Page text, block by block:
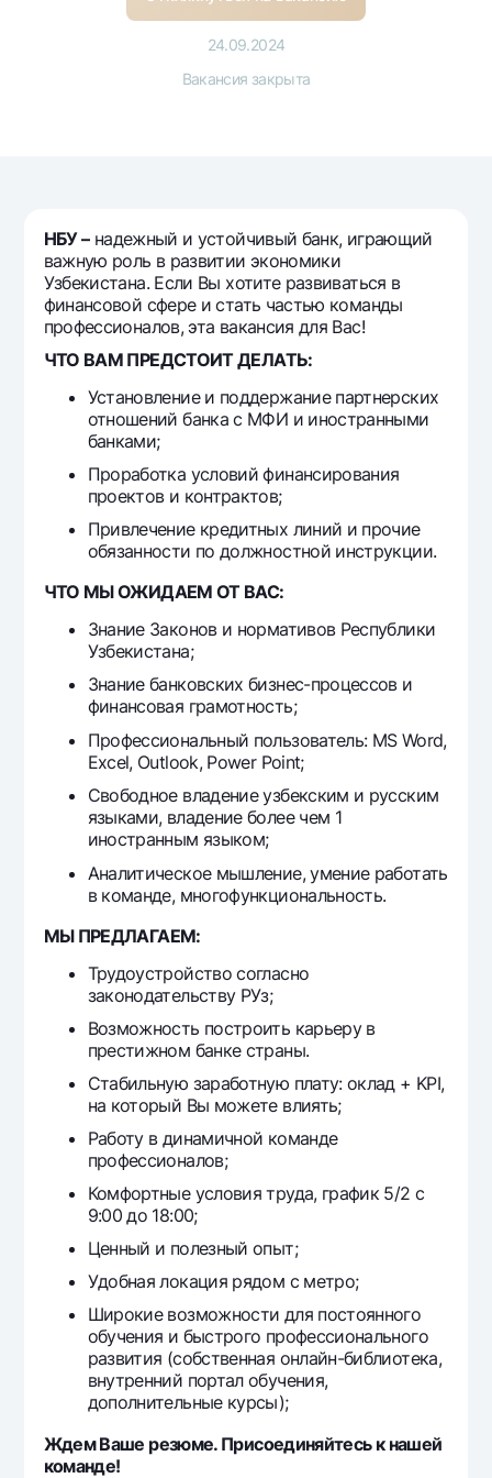
До востребования USD
Золотой депозит
Часто задаваемые вопросы
Ищите по сайту
Найти
Полезные ссылки
Часто задаваемые вопросы
Пресс-центр
Офисы и банкоматы
Согласие на обработку персональных данных
Следите за нами в соцсетях
Контакт-центр
+998 78 148-00-10
24.09.2024
Вакансия закрыта
НБУ –надежный и устойчивый банк, играющий
важную роль в развитии экономики
Узбекистана. Если Вы хотите развиваться в
финансовой сфере и стать частью команды
профессионалов, эта вакансия для Вас!
ЧТО ВАМ ПРЕДСТОИТ ДЕЛАТЬ:
Установление и поддержание партнерских
отношений банка с МФИ и иностранными
банками;
Проработка условий финансирования
проектов и контрактов;
Привлечение кредитных линий и прочие
обязанности по должностной инструкции.
ЧТО МЫ ОЖИДАЕМ ОТ ВАС:
Знание Законов и нормативов Республики
Узбекистана;
Знание банковских бизнес-процессов и
финансовая грамотность;
Профессиональный пользователь: MS Word,
Excel, Outlook, Power Point;
Свободное владение узбекским и русским
языками, владение более чем 1
иностранным языком;
Аналитическое мышление, умение работать
в команде, многофункциональность.
МЫ ПРЕДЛАГАЕМ:
Трудоустройство согласно
законодательству РУз;
Возможность построить карьеру в
престижном банке страны.
Стабильную заработную плату: оклад + KPI,
на который Вы можете влиять;
Работу в динамичной команде
профессионалов;
Комфортные условия труда, график 5/2 с
9:00 до 18:00;
Ценный и полезный опыт;
Удобная локация рядом с метро;
Широкие возможности для постоянного
обучения и быстрого профессионального
развития (собственная онлайн-библиотека,
внутренний портал обучения,
дополнительные курсы);
Ждем Ваше резюме. Присоединяйтесь к нашей
команде!